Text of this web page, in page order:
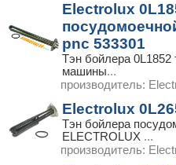
Electrolux
pnc 533301
Тэн бойлера 0L1852
машины...
производитель:
Electrolux
Тэн бойлера
ELECTROLUX ...
производитель: